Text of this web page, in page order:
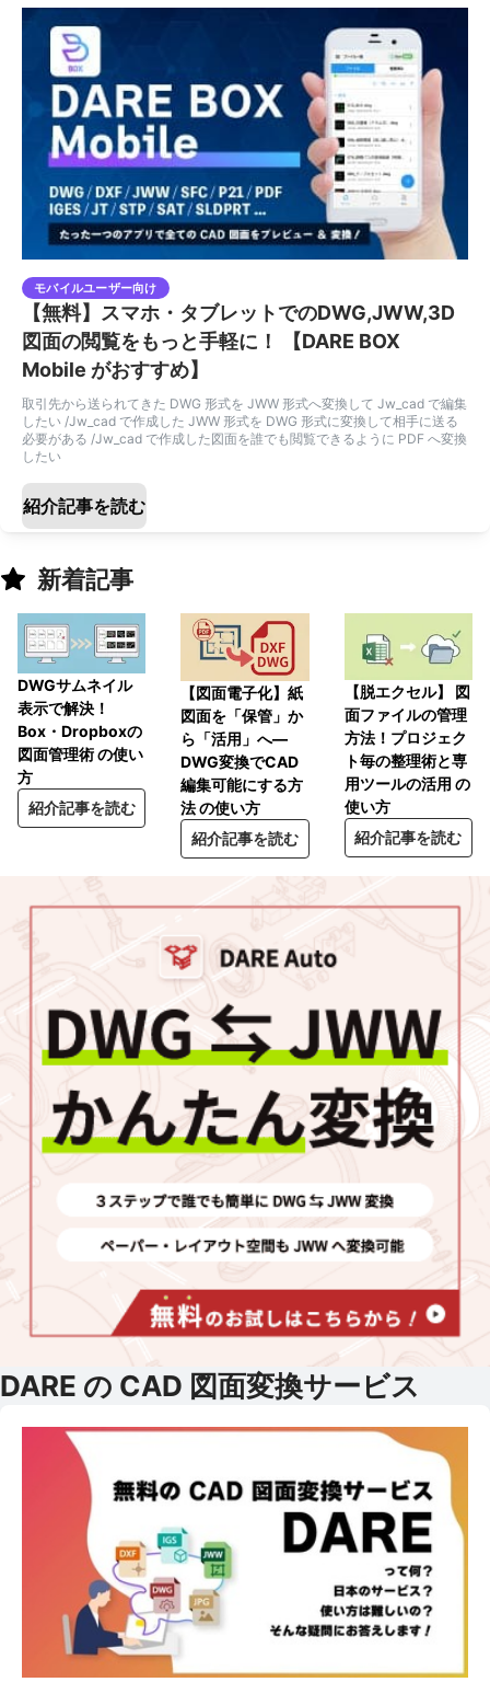
モバイルユーザー向け
【無料】スマホ・タブレットでのDWG,JWW,3D
図面の閲覧をもっと手軽に！ 【DARE BOX
Mobile がおすすめ】
取引先から送られてきた DWG 形式を JWW 形式へ変換して Jw_cad で編集
したい /Jw_cad で作成した JWW 形式を DWG 形式に変換して相手に送る
必要がある /Jw_cad で作成した図面を誰でも閲覧できるように PDF へ変換
したい
紹介記事を読む
新着記事
DWGサムネイル
表示で解決！
Box・Dropboxの
図面管理術 の使い
方
紹介記事を読む
【図面電子化】紙
図面を「保管」か
ら「活用」へ―
DWG変換でCAD
編集可能にする方
法 の使い方
紹介記事を読む
【脱エクセル】 図
面ファイルの管理
方法！プロジェク
ト毎の整理術と専
用ツールの活用 の
使い方
紹介記事を読む
DARE の CAD 図面変換サービス